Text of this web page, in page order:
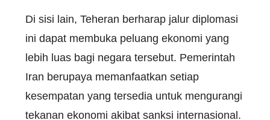
Di sisi lain, Teheran berharap jalur diplomasi
ini dapat membuka peluang ekonomi yang
lebih luas bagi negara tersebut. Pemerintah
Iran berupaya memanfaatkan setiap
kesempatan yang tersedia untuk mengurangi
tekanan ekonomi akibat sanksi internasional.